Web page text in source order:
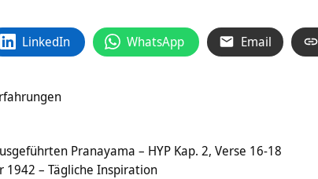
LinkedIn WhatsApp Email
Pranayama – HYP Kap. 2, Verse 16-18
1942 – Tägliche Inspiration